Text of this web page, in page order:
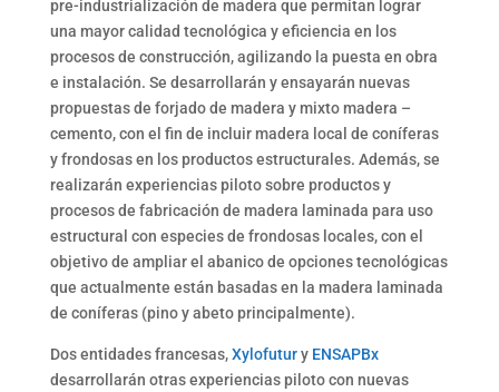
pre-industrialización de madera que permitan lograr
una mayor calidad tecnológica y eficiencia en los
procesos de construcción, agilizando la puesta en obra
e instalación. Se desarrollarán y ensayarán nuevas
propuestas de forjado de madera y mixto madera –
cemento, con el fin de incluir madera local de coníferas
y frondosas en los productos estructurales. Además, se
realizarán experiencias piloto sobre productos y
procesos de fabricación de madera laminada para uso
estructural con especies de frondosas locales, con el
objetivo de ampliar el abanico de opciones tecnológicas
que actualmente están basadas en la madera laminada
de coníferas (pino y abeto principalmente).
Dos entidades francesas,Xylofutury ENSAPBx
desarrollarán otras experiencias piloto con nuevas